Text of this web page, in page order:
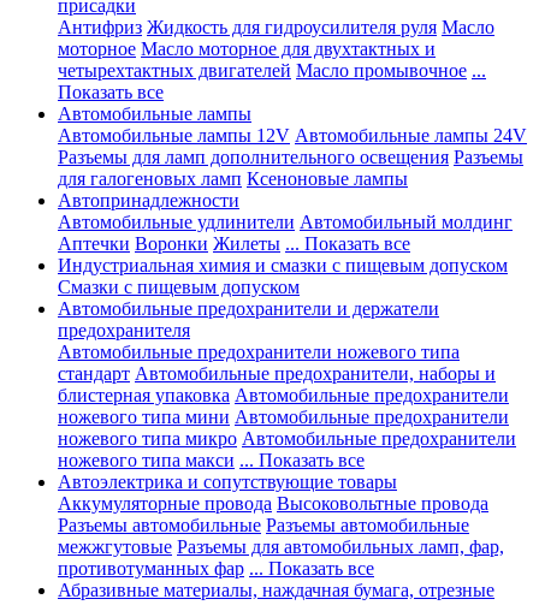
присадки
Антифриз Жидкость для гидроусилителя руля Масло
моторное Масло моторное для двухтактных и
четырехтактных двигателей Масло промывочное ...
Показать все
Автомобильные лампы
Автомобильные лампы 12V Автомобильные лампы 24V
Разъемы для ламп дополнительного освещения Разъемы
для галогеновых ламп Ксеноновые лампы
Автопринадлежности
Автомобильные удлинители Автомобильный молдинг
Аптечки Воронки Жилеты ... Показать все
Индустриальная химия и смазки с пищевым допуском
Смазки с пищевым допуском
Автомобильные предохранители и держатели
предохранителя
Автомобильные предохранители ножевого типа
стандарт Автомобильные предохранители, наборы и
блистерная упаковка Автомобильные предохранители
ножевого типа мини Автомобильные предохранители
ножевого типа микро Автомобильные предохранители
ножевого типа макси ... Показать все
Автоэлектрика и сопутствующие товары
Аккумуляторные провода Высоковольтные провода
Разъемы автомобильные Разъемы автомобильные
межжгутовые Разъемы для автомобильных ламп, фар,
противотуманных фар ... Показать все
Абразивные материалы, наждачная бумага, отрезные